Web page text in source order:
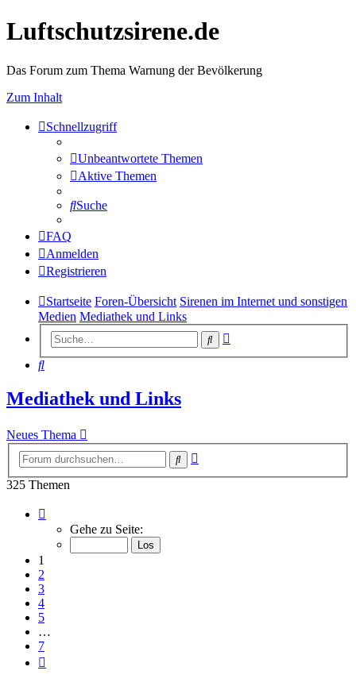
Luftschutzsirene.de
Das Forum zum Thema Warnung der Bevölkerung
Zum Inhalt
Schnellzugriff
Unbeantwortete Themen
Aktive Themen
Suche
FAQ
Anmelden
Registrieren
Startseite Foren-Übersicht Sirenen im Internet und sonstigen
Medien Mediathek und Links
Suche
Suche
Mediathek und Links
Neues Thema
Suche
325 Themen
von
Gehe zu Seite:
1
2
3
4
5
…
7